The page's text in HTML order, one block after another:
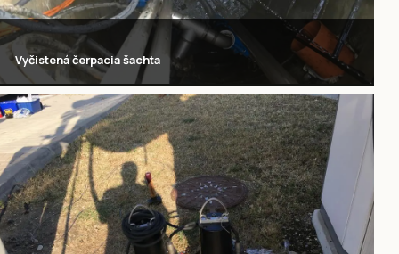
Vyčistená čerpacia šachta